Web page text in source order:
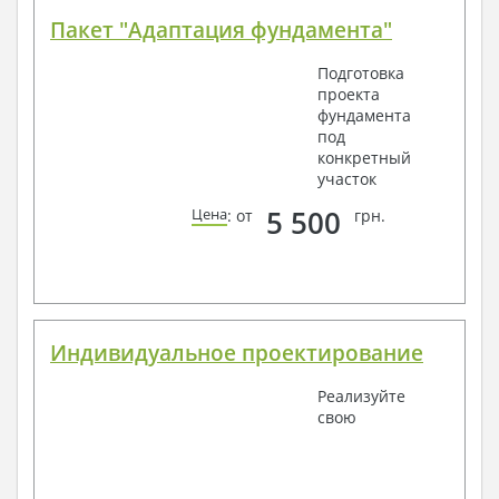
Пакет "Адаптация фундамента"
Подготовка
проекта
фундамента
под
конкретный
участок
Цена: от 5 500 грн.
Индивидуальное проектирование
Реализуйте
свою